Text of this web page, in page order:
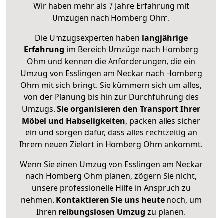
Wir haben mehr als 7 Jahre Erfahrung mit
Umzügen nach Homberg Ohm.
Die Umzugsexperten haben langjährige
Erfahrung im Bereich Umzüge nach Homberg
Ohm und kennen die Anforderungen, die ein
Umzug von Esslingen am Neckar nach Homberg
Ohm mit sich bringt. Sie kümmern sich um alles,
von der Planung bis hin zur Durchführung des
Umzugs. Sie organisieren den Transport Ihrer
Möbel und Habseligkeiten, packen alles sicher
ein und sorgen dafür, dass alles rechtzeitig an
Ihrem neuen Zielort in Homberg Ohm ankommt.
Wenn Sie einen Umzug von Esslingen am Neckar
nach Homberg Ohm planen, zögern Sie nicht,
unsere professionelle Hilfe in Anspruch zu
nehmen. Kontaktieren Sie uns heutenoch, um
Ihren reibungslosen Umzug zu planen.